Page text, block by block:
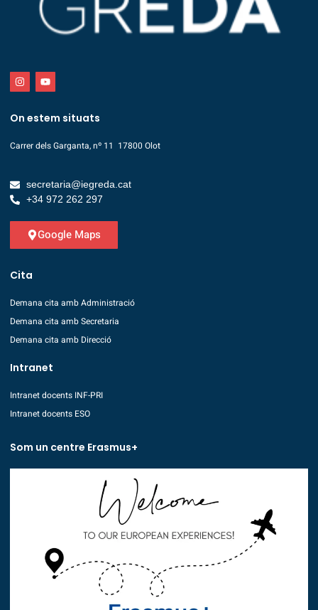
On estem situats
Carrer dels Garganta, nº 11 17800 Olot
secretaria@iegreda.cat
+34 972 262 297
Google Maps
Cita
Demana cita amb Administració
Demana cita amb Secretaria
Demana cita amb Direcció
Intranet
Intranet docents INF-PRI
Intranet docents ESO
Som un centre Erasmus+